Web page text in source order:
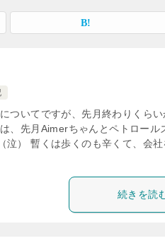
ついてですが、先月終わりくら
、先月Aimerちゃんとペトロール
泣） 暫くは歩くのも辛くて、会社
続きを読